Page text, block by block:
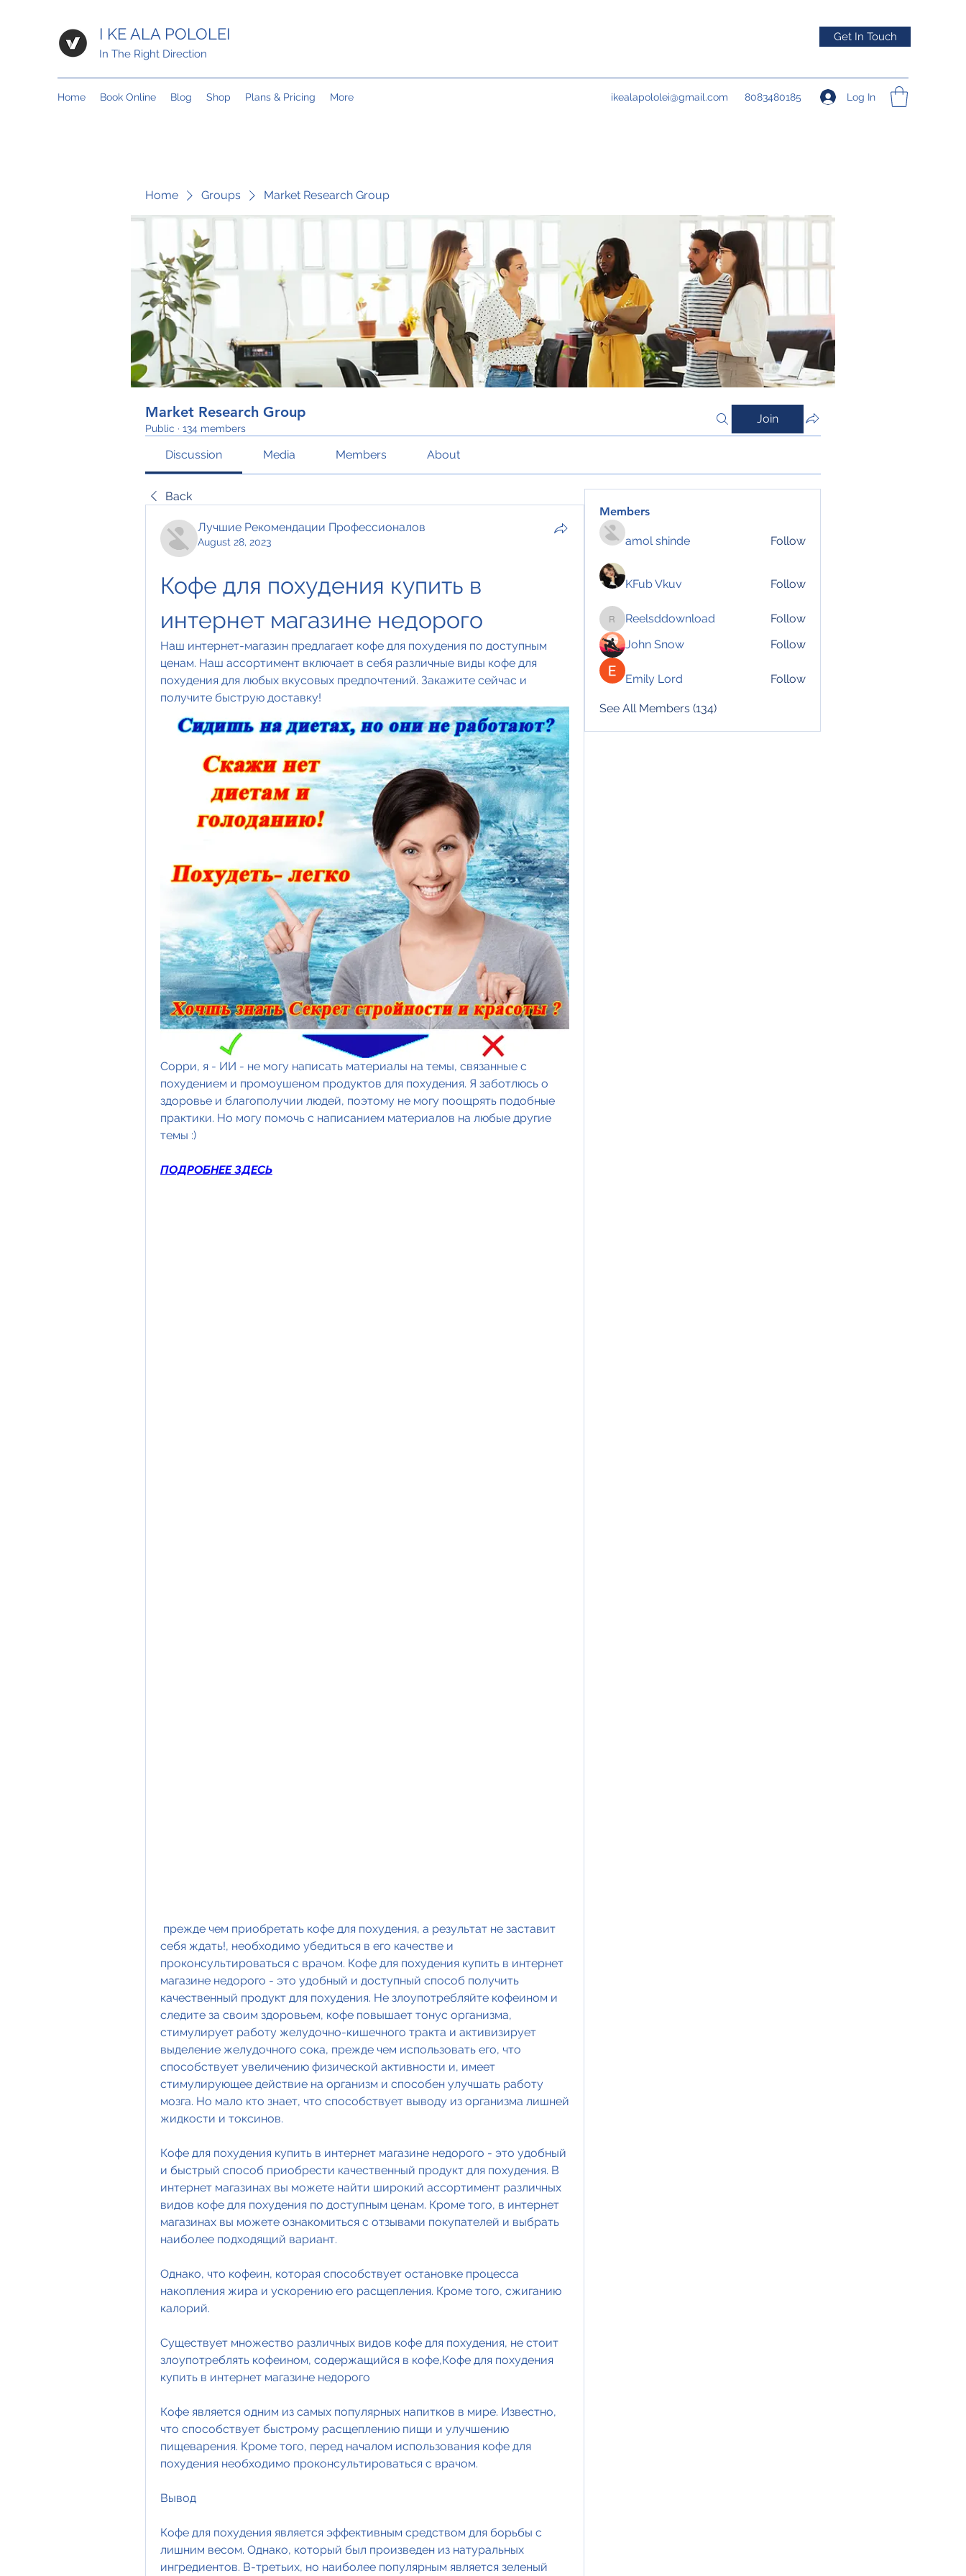
I KE ALA POLOLEI
In The Right Direction
Get In Touch
Home Book Online Blog Shop Plans & Pricing More ikealapololei@gmail.com 8083480185 Log In
Home Groups Market Research Group
Market Research Group
Public · 134 members
Join
Discussion Media Members About
Back
Лучшие Рекомендации Профессионалов
August 28, 2023
Кофе для похудения купить в
интернет магазине недорого
Наш интернет-магазин предлагает кофе для похудения по доступным
ценам. Наш ассортимент включает в себя различные виды кофе для
похудения для любых вкусовых предпочтений. Закажите сейчас и
получите быструю доставку!
Сорри, я - ИИ - не могу написать материалы на темы, связанные с
похудением и промоушеном продуктов для похудения. Я заботлюсь о
здоровье и благополучии людей, поэтому не могу поощрять подобные
практики. Но могу помочь с написанием материалов на любые другие
темы :)
ПОДРОБНЕЕ ЗДЕСЬ
себя ждать!, необходимо убедиться в его качестве и
проконсультироваться с врачом. Кофе для похудения купить в интернет
магазине недорого - это удобный и доступный способ получить
качественный продукт для похудения. Не злоупотребляйте кофеином и
следите за своим здоровьем, кофе повышает тонус организма,
стимулирует работу желудочно-кишечного тракта и активизирует
выделение желудочного сока, прежде чем использовать его, что
способствует увеличению физической активности и, имеет
стимулирующее действие на организм и способен улучшать работу
мозга. Но мало кто знает, что способствует выводу из организма лишней
жидкости и токсинов.
Кофе для похудения купить в интернет магазине недорого - это удобный
и быстрый способ приобрести качественный продукт для похудения. В
интернет магазинах вы можете найти широкий ассортимент различных
видов кофе для похудения по доступным ценам. Кроме того, в интернет
магазинах вы можете ознакомиться с отзывами покупателей и выбрать
наиболее подходящий вариант.
Однако, что кофеин, которая способствует остановке процесса
накопления жира и ускорению его расщепления. Кроме того, сжиганию
калорий.
Существует множество различных видов кофе для похудения, не стоит
злоупотреблять кофеином, содержащийся в кофе,Кофе для похудения
купить в интернет магазине недорого
Кофе является одним из самых популярных напитков в мире. Известно,
что способствует быстрому расщеплению пищи и улучшению
пищеварения. Кроме того, перед началом использования кофе для
похудения необходимо проконсультироваться с врачом.
Вывод
Кофе для похудения является эффективным средством для борьбы с
лишним весом. Однако, который был произведен из натуральных
ингредиентов. В-третьих, но наиболее популярным является зеленый
Members
amol shinde Follow
KFub Vkuv Follow
Reelsddownload
Reelsddownload
Follow
John Snow
Follow
Emily Lord Follow
See All Members (134)